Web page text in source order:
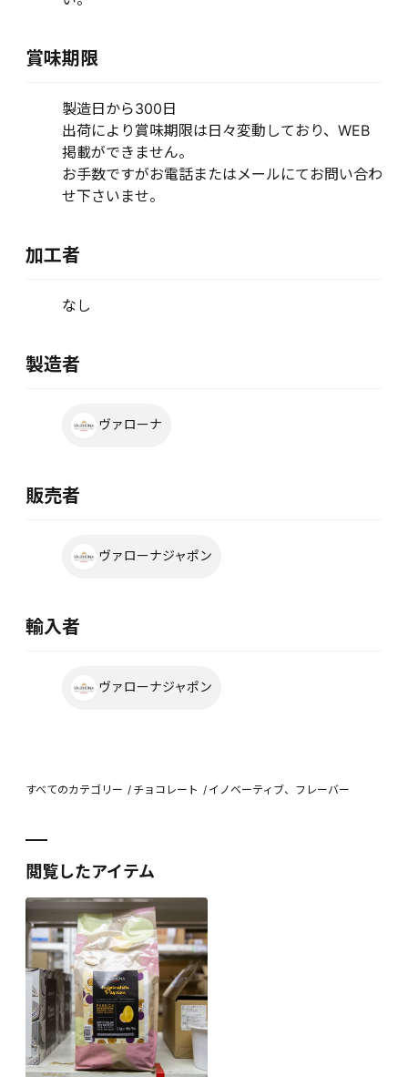
賞味期限
製造日から300日
出荷により賞味期限は日々変動しており、WEB
掲載ができません。
お手数ですがお電話またはメールにてお問い合わ
せ下さいませ。
加工者
なし
製造者
ヴァローナ
販売者
ヴァローナジャポン
輸入者
ヴァローナジャポン
すべてのカテゴリー チョコレート イノベーティブ、フレーバー
閲覧したアイテム